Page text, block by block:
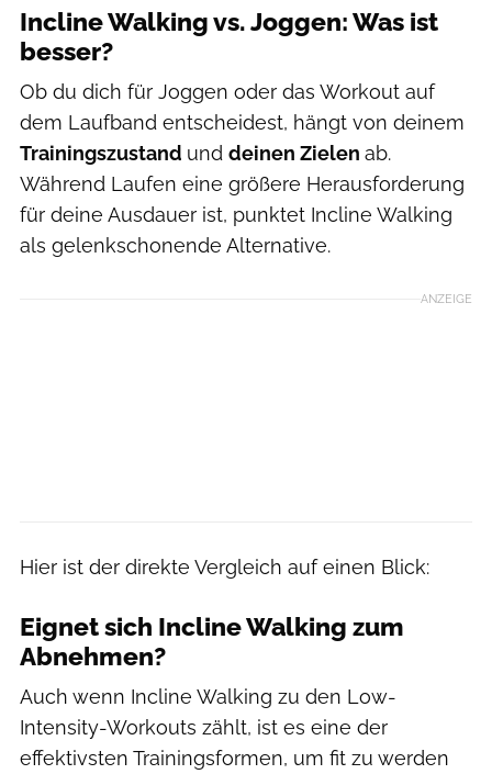
Incline Walking vs. Joggen: Was ist
besser?
Ob du dich für Joggen oder das Workout auf
dem Laufband entscheidest, hängt von deinem
Trainingszustand und deinen Zielen ab.
Während Laufen eine größere Herausforderung
für deine Ausdauer ist, punktet Incline Walking
als gelenkschonende Alternative.
ANZEIGE
Hier ist der direkte Vergleich auf einen Blick:
Eignet sich Incline Walking zum
Abnehmen?
Auch wenn Incline Walking zu den Low-
Intensity-Workouts zählt, ist es eine der
effektivsten Trainingsformen, um fit zu werden